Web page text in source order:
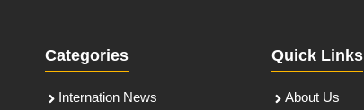
Categories
Internation News
Quick Links
About Us